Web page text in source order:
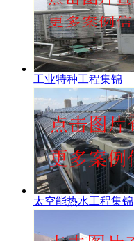
工业特种工程集锦
太空能热水工程集锦